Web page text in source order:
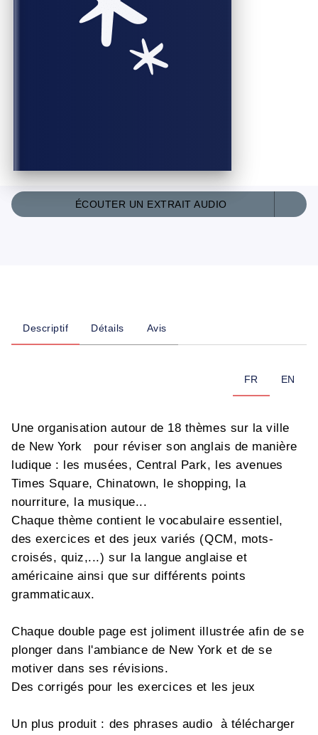
ÉCOUTER UN EXTRAIT AUDIO
Descriptif Détails Avis
FR EN
Une organisation autour de 18 thèmes sur la ville
de New York pour réviser son anglais de manière
ludique : les musées, Central Park, les avenues
Times Square, Chinatown, le shopping, la
nourriture, la musique...
Chaque thème contient le vocabulaire essentiel,
des exercices et des jeux variés (QCM, mots-
croisés, quiz,...) sur la langue anglaise et
américaine ainsi que sur différents points
grammaticaux.
Chaque double page est joliment illustrée afin de se
plonger dans l'ambiance de New York et de se
motiver dans ses révisions.
Des corrigés pour les exercices et les jeux
Un plus produit : des phrases audio à télécharger